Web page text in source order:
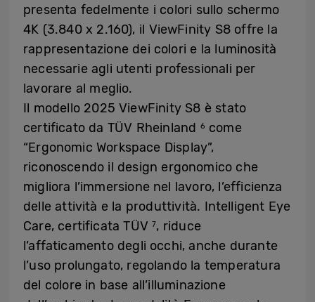
presenta fedelmente i colori sullo schermo
4K (3.840 x 2.160), il ViewFinity S8 offre la
rappresentazione dei colori e la luminosità
necessarie agli utenti professionali per
lavorare al meglio.
Il modello 2025 ViewFinity S8 è stato
certificato da TÜV Rheinland 6 come
“Ergonomic Workspace Display”,
riconoscendo il design ergonomico che
migliora l’immersione nel lavoro, l’efficienza
delle attività e la produttività. Intelligent Eye
Care, certificata TÜV7, riduce
l’affaticamento degli occhi, anche durante
l’uso prolungato, regolando la temperatura
del colore in base all’illuminazione